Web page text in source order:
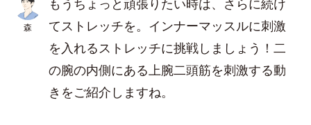
森
もうちょっと頑張りたい時は、さらに続け
てストレッチを。インナーマッスルに刺激
を入れるストレッチに挑戦しましょう！二
の腕の内側にある上腕二頭筋を刺激する動
きをご紹介しますね。